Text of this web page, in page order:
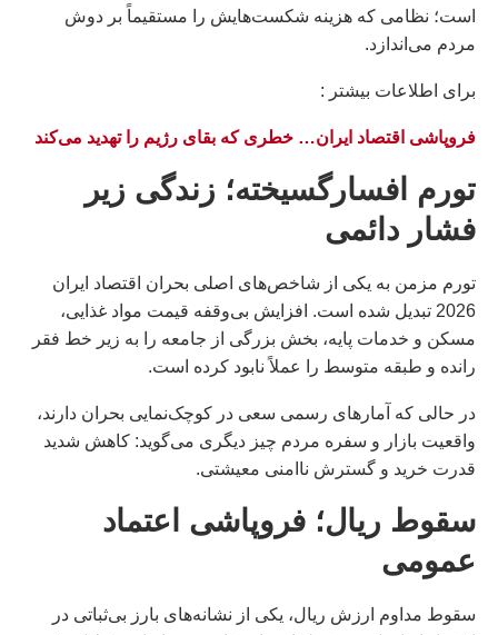
است؛ نظامی که هزینه شکست‌هایش را مستقیماً بر دوش
مردم می‌اندازد.
براى اطلاعات بيشتر :
فروپاشی اقتصاد ایران… خطری که بقای رژیم را تهدید می‌کند
تورم افسارگسیخته؛ زندگی زیر
فشار دائمی
تورم مزمن به یکی از شاخص‌های اصلی بحران اقتصاد ایران
2026 تبدیل شده است. افزایش بی‌وقفه قیمت مواد غذایی،
مسکن و خدمات پایه، بخش بزرگی از جامعه را به زیر خط فقر
رانده و طبقه متوسط را عملاً نابود کرده است.
در حالی که آمارهای رسمی سعی در کوچک‌نمایی بحران دارند،
واقعیت بازار و سفره مردم چیز دیگری می‌گوید: کاهش شدید
قدرت خرید و گسترش ناامنی معیشتی.
سقوط ریال؛ فروپاشی اعتماد
عمومی
سقوط مداوم ارزش ریال، یکی از نشانه‌های بارز بی‌ثباتی در